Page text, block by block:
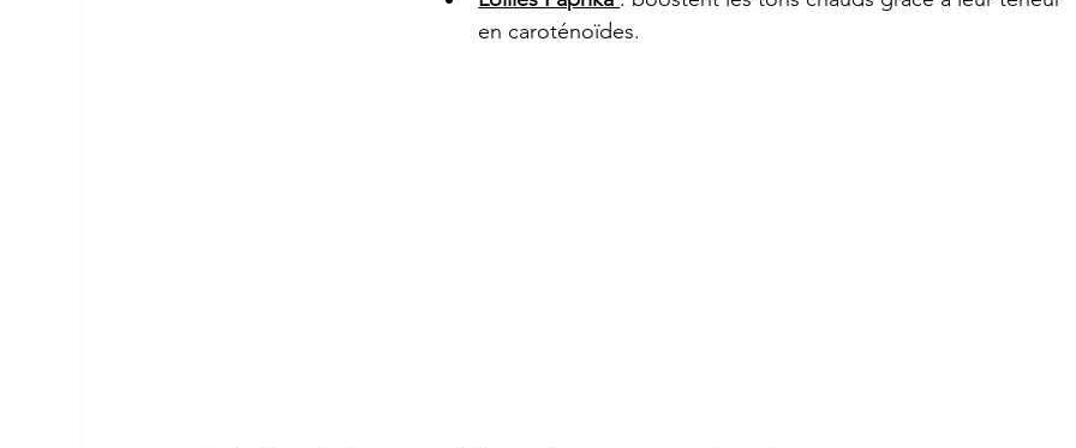
en caroténoïdes.